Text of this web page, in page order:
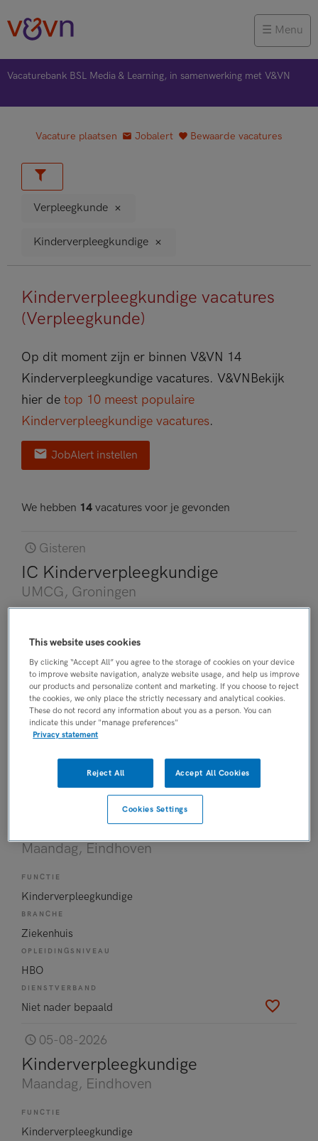
Menu
Vacaturebank BSL Media & Learning, in samenwerking met V&VN
Vacature plaatsen Jobalert Bewaarde vacatures
Verpleegkunde
Kinderverpleegkundige
Kinderverpleegkundige vacatures
(Verpleegkunde)
Op dit moment zijn er binnen V&VN 14
Kinderverpleegkundige vacatures. V&VN Bekijk
hier de top 10 meest populaire
Kinderverpleegkundige vacatures.
JobAlert instellen
We hebben 14 vacatures voor je gevonden
Gisteren
IC Kinderverpleegkundige
UMCG, Groningen
Kinderverpleegkundige
BRANCHE
Ziekenhuis
OPLEIDINGSNIVEAU
HBO
DIENSTVERBAND
05-08-2026
Kinderverpleegkundige
Nachtdiensten
Maandag, Eindhoven
FUNCTIE
Kinderverpleegkundige
BRANCHE
Ziekenhuis
OPLEIDINGSNIVEAU
HBO
DIENSTVERBAND
Niet nader bepaald
05-08-2026
Kinderverpleegkundige
Maandag, Eindhoven
FUNCTIE
Kinderverpleegkundige
This website uses cookies
By clicking “Accept All” you agree to the storage of cookies on your device
to improve website navigation, analyze website usage, and help us improve
our products and personalize content and marketing. If you choose to reject
the cookies, we only place the strictly necessary and analytical cookies.
These do not record any information about you as a person. You can
indicate this under "manage preferences"
Privacy statement
Reject All Accept All Cookies
Cookies Settings